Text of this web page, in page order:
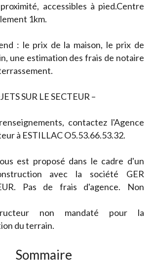
accessibles à pied.Centre
1km.
: le prix de la maison, le prix de
une estimation des frais de notaire
SUR LE SECTEUR –
contactez l'Agence
à ESTILLAC O5.53.66.53.32.
est proposé dans le cadre d'un
avec la société GER
Pas de frais d'agence. Non
non mandaté pour la
du terrain.
Sommaire